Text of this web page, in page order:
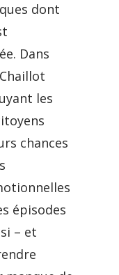
dont
Dans
les
chances
épisodes
– et